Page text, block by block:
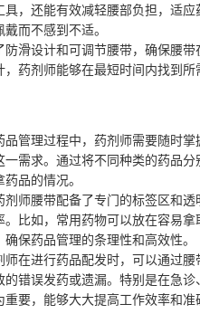
，还能有效减轻腰部负担，适应
而不感到不适。
滑设计和可调节腰带，确保腰带
药剂师能够在最短时间内找到所
管理过程中，药剂师需要随时掌
需求。通过将不同种类的药品分
品的情况。
师腰带配备了专门的标签区和透
比如，常用药物可以放在容易拿
保药品管理的条理性和高效性。
在进行药品配发时，可以通过腰
错误发药或遗漏。特别是在急诊
要，能够大大提高工作效率和准